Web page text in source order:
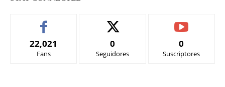
22,021
Fans
0
Seguidores
0
Suscriptores